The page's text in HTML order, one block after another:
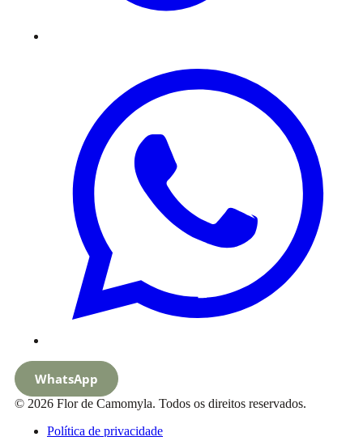
WhatsApp
© 2026 Flor de Camomyla. Todos os direitos reservados.
Política de privacidade